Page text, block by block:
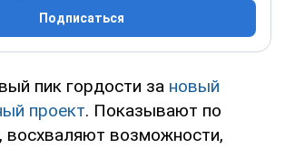
Подписаться
пик гордости за новый
проект. Показывают по
восхваляют возможности,